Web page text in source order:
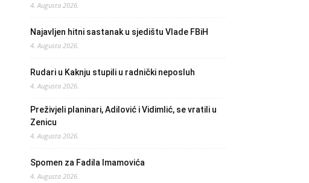
4. Augusta 2026.
Najavljen hitni sastanak u sjedištu Vlade FBiH
4. Augusta 2026.
Rudari u Kaknju stupili u radnički neposluh
4. Augusta 2026.
Preživjeli planinari, Adilović i Vidimlić, se vratili u
Zenicu
4. Augusta 2026.
Spomen za Fadila Imamovića
4. Augusta 2026.